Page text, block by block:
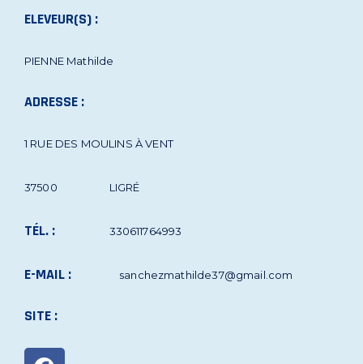
ELEVEUR(S) :
PIENNE Mathilde
ADRESSE :
1 RUE DES MOULINS À VENT
37500 LIGRÉ
TÉL. : 330611764993
E-MAIL : sanchezmathilde37@gmail.com
SITE :